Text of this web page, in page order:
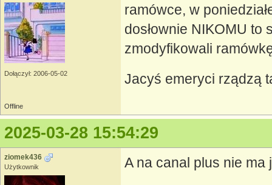
Dołączył: 2006-05-02
ramówce, w
dosłownie NIKOMU to
zmodyfikowali
Jacyś emeryci rządzą
Offline
2025-03-28 15:54:29
ziomek436
Użytkownik A na canal plus nie ma